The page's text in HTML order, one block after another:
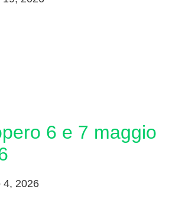
4, 2026